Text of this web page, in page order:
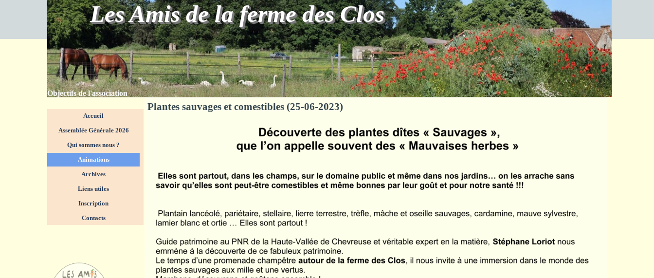
Aller au contenu Les Amis de la ferme des Clos
Objectifs de l'association
Sauter le menu
Accueil
Assemblée Générale 2026
Qui sommes nous ?
Animations
Archives
Liens utiles
Inscription
Contacts
Plantes sauvages et comestibles (25-06-2023)